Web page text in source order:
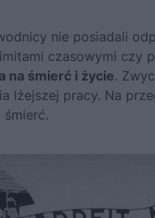
nie posiadali
czasowymi czy
na śmierć i życie.
lżejszej pracy. Na